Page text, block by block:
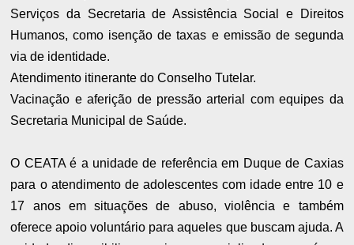
Serviços da Secretaria de Assistência Social e Direitos
Humanos, como isenção de taxas e emissão de segunda
via de identidade.
Atendimento itinerante do Conselho Tutelar.
Vacinação e aferição de pressão arterial com equipes da
Secretaria Municipal de Saúde.
O CEATA é a unidade de referência em Duque de Caxias
para o atendimento de adolescentes com idade entre 10 e
17 anos em situações de abuso, violência e também
oferece apoio voluntário para aqueles que buscam ajuda. A